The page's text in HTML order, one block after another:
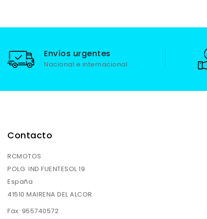
Envíos urgentes
Nacional e internacional
Contacto
RCMOTOS
POLG. IND FUENTESOL 19
España
41510 MAIRENA DEL ALCOR
Fax: 955740572